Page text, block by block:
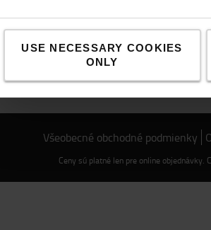
USE NECESSARY COOKIES
ONLY
Handling
Etický kódex pre
Všeobecné obchodné podmienky
Ceny sú platné len pre online